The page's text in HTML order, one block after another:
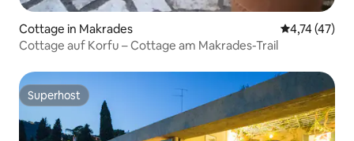
Cottage in Makrades
4,74 (47)
Cottage auf Korfu – Cottage am Makrades-Trail
Superhost
Superhost